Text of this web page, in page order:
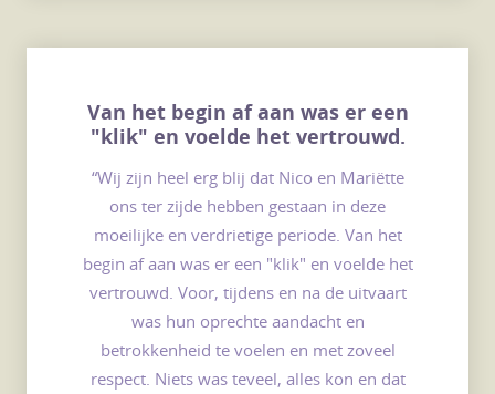
Van het begin af aan was er een
"klik" en voelde het vertrouwd.
“Wij zijn heel erg blij dat Nico en Mariëtte
ons ter zijde hebben gestaan in deze
moeilijke en verdrietige periode. Van het
begin af aan was er een "klik" en voelde het
vertrouwd. Voor, tijdens en na de uitvaart
was hun oprechte aandacht en
betrokkenheid te voelen en met zoveel
respect. Niets was teveel, alles kon en dat